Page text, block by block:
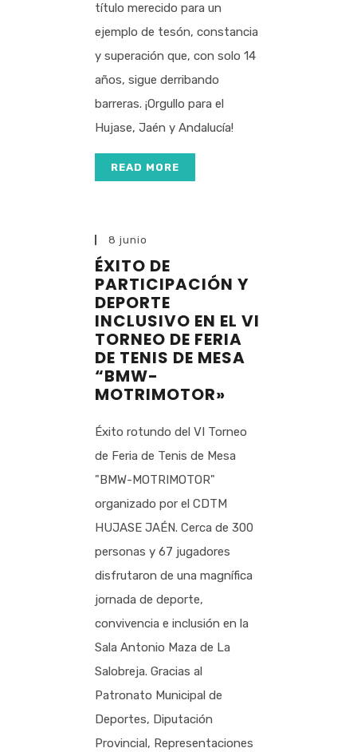
título merecido para un
ejemplo de tesón, constancia
y superación que, con solo 14
años, sigue derribando
barreras. ¡Orgullo para el
Hujase, Jaén y Andalucía!
READ MORE
8 junio
ÉXITO DE
PARTICIPACIÓN Y
DEPORTE
INCLUSIVO EN EL VI
TORNEO DE FERIA
DE TENIS DE MESA
“BMW-
MOTRIMOTOR»
Éxito rotundo del VI Torneo
de Feria de Tenis de Mesa
"BMW-MOTRIMOTOR"
organizado por el CDTM
HUJASE JAÉN. Cerca de 300
personas y 67 jugadores
disfrutaron de una magnífica
jornada de deporte,
convivencia e inclusión en la
Sala Antonio Maza de La
Salobreja. Gracias al
Patronato Municipal de
Deportes, Diputación
Provincial, Representaciones